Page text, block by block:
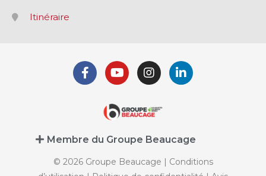
Itinéraire
Membre du Groupe Beaucage
© 2026 Groupe Beaucage | Conditions